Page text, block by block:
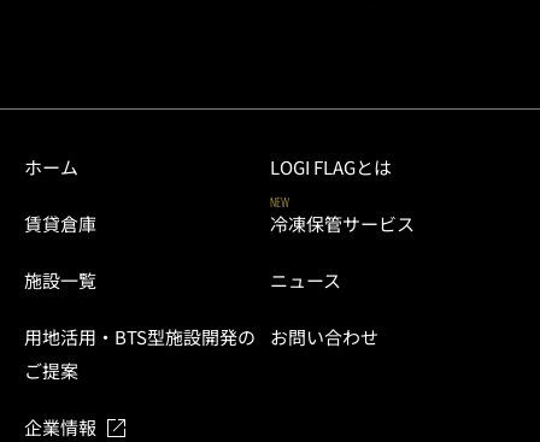
ホーム LOGI FLAGとは
賃貸倉庫
NEW
冷凍保管サービス
施設一覧 ニュース
用地活用・BTS型施設開発の
ご提案
お問い合わせ
企業情報